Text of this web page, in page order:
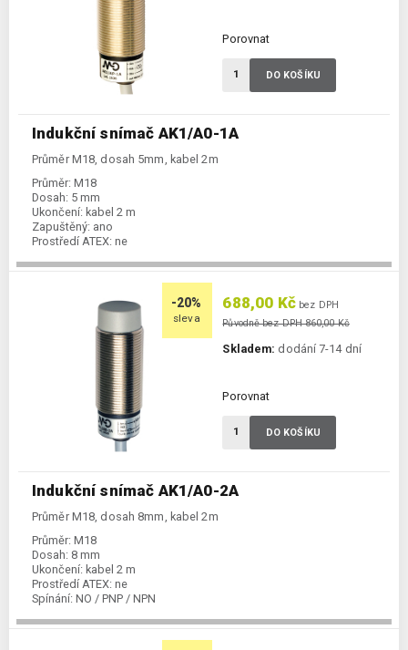
Indukční snímač AK1/A0-1A
Průměr M18, dosah 5mm, kabel 2m
Průměr: M18
Dosah: 5 mm
Ukončení: kabel 2 m
Zapuštěný: ano
Prostředí ATEX: ne
Porovnat
DO KOŠÍKU
-20%
sleva
Indukční snímač AK1/A0-2A
Průměr M18, dosah 8mm, kabel 2m
Průměr: M18
Dosah: 8 mm
Ukončení: kabel 2 m
Prostředí ATEX: ne
Spínání: NO / PNP / NPN
688,00 Kč bez DPH
Původně bez DPH 860,00 Kč
Skladem: dodání 7-14 dní
Porovnat
DO KOŠÍKU